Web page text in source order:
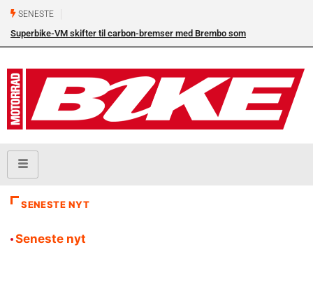
SENESTE
Superbike-VM skifter til carbon-bremser med Brembo som
SENESTE NYT
Seneste nyt